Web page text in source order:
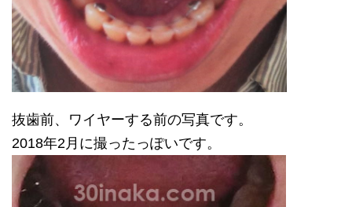
抜歯前、ワイヤーする前の写真です。
2018年2月に撮ったっぽいです。